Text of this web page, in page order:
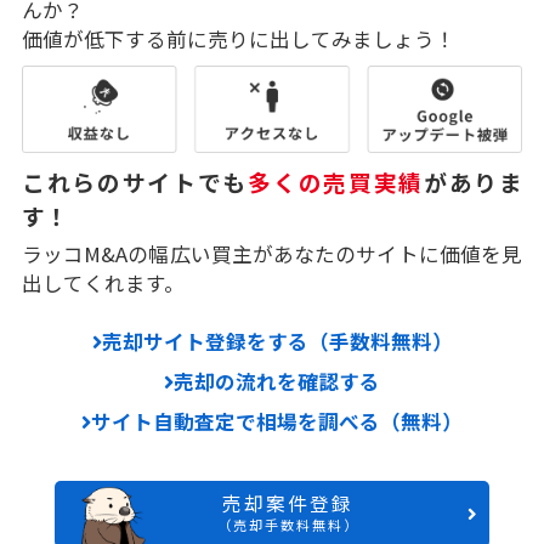
んか？
価値が低下する前に売りに出してみましょう！
これらのサイトでも多くの売買実績がありま
す！
ラッコM&Aの幅広い買主があなたのサイトに価値を見
出してくれます。
売却サイト登録をする（手数料無料）
売却の流れを確認する
サイト自動査定で相場を調べる（無料）
売却案件登録
（売却手数料無料）